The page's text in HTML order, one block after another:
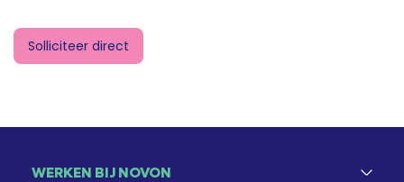
Solliciteer direct
WERKEN BIJ NOVON